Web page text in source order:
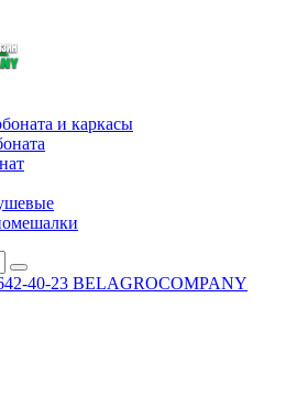
и каркасы
40-23 BELAGROCOMPANY